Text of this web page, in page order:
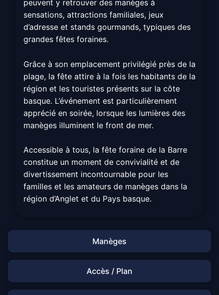
Manèges
Accès / Plan
peuvent y retrouver des manèges à
sensations, attractions familiales, jeux
d’adresse et stands gourmands, typiques des
grandes fêtes foraines.
Grâce à son emplacement privilégié près de la
plage, la fête attire à la fois les habitants de la
région et les touristes présents sur la côte
basque. L’événement est particulièrement
apprécié en soirée, lorsque les lumières des
manèges illuminent le front de mer.
Accessible à tous, la fête foraine de la Barre
constitue un moment de convivialité et de
divertissement incontournable pour les
familles et les amateurs de manèges dans la
région d’Anglet et du Pays basque.